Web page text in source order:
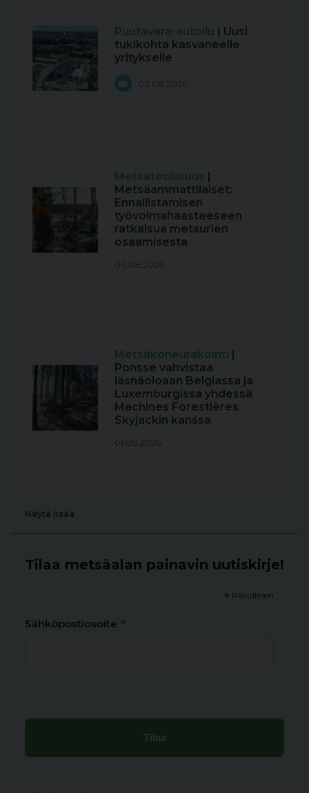
Puutavara-autoilu | Uusi
tukikohta kasvaneelle
yritykselle
02.08.2026
Metsäteollisuus |
Metsäammattilaiset:
Ennallistamisen
työvoimahaasteeseen
ratkaisua metsurien
osaamisesta
06.08.2026
Metsäkoneurakointi |
Ponsse vahvistaa
läsnäoloaan Belgiassa ja
Luxemburgissa yhdessä
Machines Forestières
Skyjackin kanssa
01.08.2026
Näytä lisää
Tilaa metsäalan painavin uutiskirje!
* Pakollinen
Sähköpostiosoite *